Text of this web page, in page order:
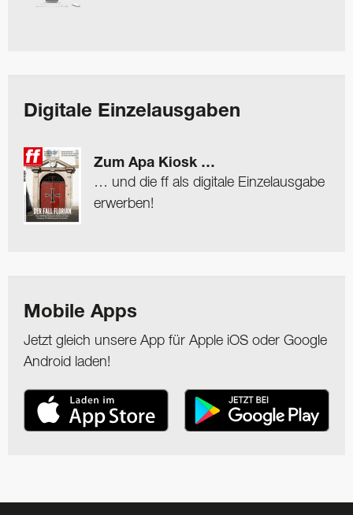
Digitale Einzelausgaben
Zum Apa Kiosk …
… und die ff als digitale Einzelausgabe
erwerben!
Mobile Apps
Jetzt gleich unsere App für Apple iOS oder Google
Android laden!